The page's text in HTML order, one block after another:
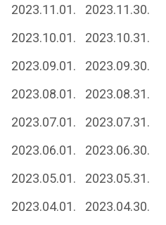
2023.11.01.
2023.11.30.
2023.10.01.
2023.10.31.
2023.09.01.
2023.09.30.
2023.08.01.
2023.08.31.
2023.07.01.
2023.07.31.
2023.06.01.
2023.06.30.
2023.05.01.
2023.05.31.
2023.04.01.
2023.04.30.